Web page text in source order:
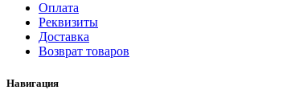
Оплата
Реквизиты
Доставка
Возврат товаров
Навигация